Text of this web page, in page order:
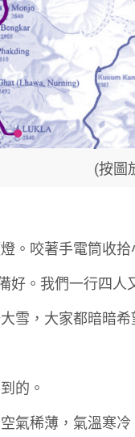
(按圖
。咬著手電筒收
好。我們一行四人
雪，大家都暗暗希
的。
氣稀薄，氣溫寒